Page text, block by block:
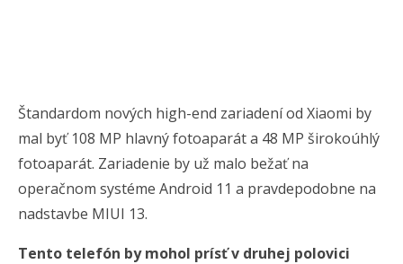
Štandardom nových high-end zariadení od Xiaomi by
mal byť 108 MP hlavný fotoaparát a 48 MP širokoúhlý
fotoaparát. Zariadenie by už malo bežať na
operačnom systéme Android 11 a pravdepodobne na
nadstavbe MIUI 13.
Tento telefón by mohol prísť v druhej polovici